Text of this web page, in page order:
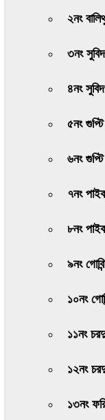
২নং
৩নং
৪নং
৫নং গুপ্টি
৬নং গুপ্টি
৭নং
৮নং
৯নং
১০নং
১১নং
১২নং
১৩নং